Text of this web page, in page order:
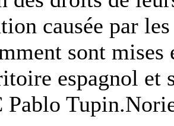
causée par
sont mises
espagnol et
Pablo